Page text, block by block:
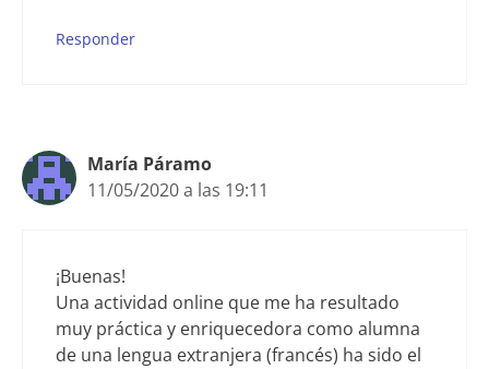
Responder
María Páramo
11/05/2020 a las 19:11
¡Buenas!
Una actividad online que me ha resultado
muy práctica y enriquecedora como alumna
de una lengua extranjera (francés) ha sido el